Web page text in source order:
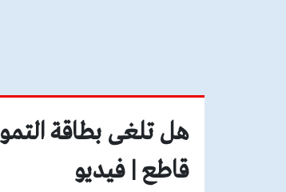
هل تلغى بطاقة
قاطع | فيديو